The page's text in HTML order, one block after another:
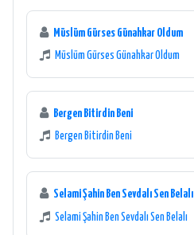
Müslüm Gürses Günahkar Oldum
Müslüm Gürses Günahkar Oldum
Bergen Bitirdin Beni
Bergen Bitirdin Beni
Selami Şahin Ben Sevdalı Sen Belalı
Selami Şahin Ben Sevdalı Sen Belalı